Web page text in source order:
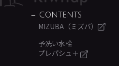
CONTENTS
MIZUBA（ミズバ）
予洗い水栓
プレパシュ＋